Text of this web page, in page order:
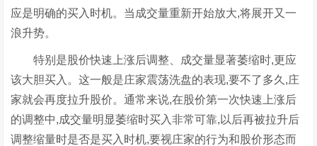
应是明确的买入时机。当成交量重新开始放大,将展开又一
浪升势。
特别是股价快速上涨后调整、成交量显著萎缩时,更应
该大胆买入。这一般是庄家震荡洗盘的表现,要不了多久,庄
家就会再度拉升股价。通常来说,在股价第一次快速上涨后
的调整中,成交量明显萎缩时买入非常可靠,以后再被拉升后
调整缩量时是否是买入时机,要视庄家的行为和股价形态而